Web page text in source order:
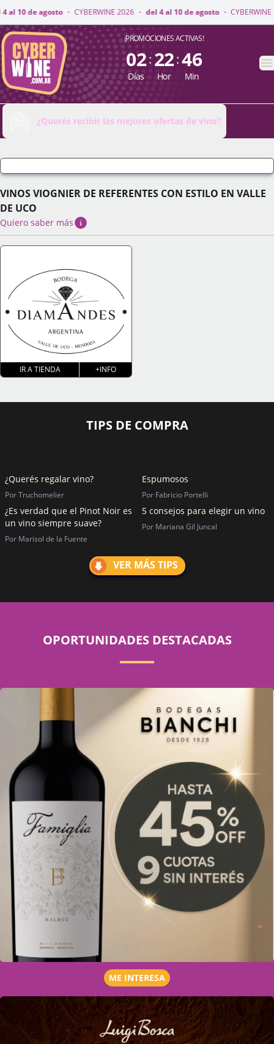
2026 · del 4 al 10 de agosto · CYBERWINE 2026 · del 4 al 10 de agosto ·
CyberWine ¡PROMOCIONES ACTIVAS!
02
Días
: 22
Hor
:46
Min
¿Querés recibir las mejores ofertas de vino?
VINOS VIOGNIER DE REFERENTES CON ESTILO EN VALLE
DE UCO
Quiero saber más
IR A TIENDA +INFO
TIPS DE COMPRA
¿Querés regalar vino?
Por Truchomelier
Espumosos
Por Fabricio Portelli
¿Es verdad que el Pinot Noir es
un vino siempre suave?
Por Marisol de la Fuente
5 consejos para elegir un vino
Por Mariana Gil Juncal
VER MÁS TIPS
OPORTUNIDADES DESTACADAS
ME INTERESA